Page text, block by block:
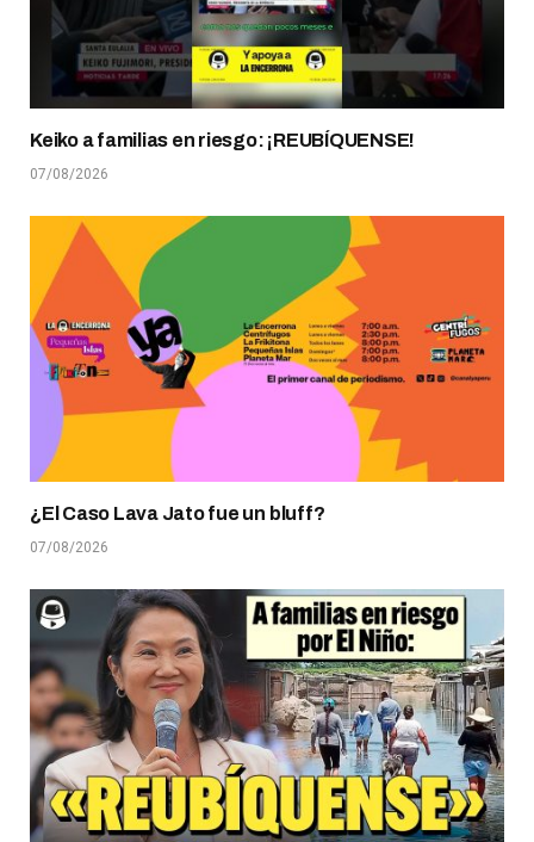
Keiko a familias en riesgo: ¡REUBÍQUENSE!
07/08/2026
¿El Caso Lava Jato fue un bluff?
07/08/2026